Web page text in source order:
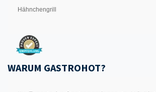
Hähnchengrill
WARUM GASTROHOT?